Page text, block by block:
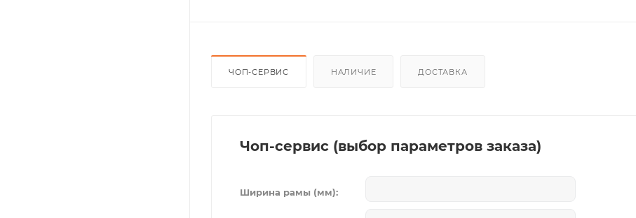
ЧОП-СЕРВИС НАЛИЧИЕ ДОСТАВКА
Чоп-сервис (выбор параметров заказа)
Ширина рамы (мм):